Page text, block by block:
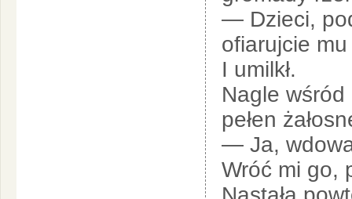
— Dzieci,
ofiarujcie mu
I umilkł.
Nagle wśród
pełen
— Ja,
Wróć mi go,